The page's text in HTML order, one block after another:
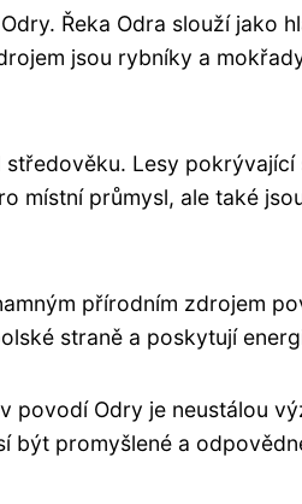
Řeka Odra slouží jako
jsou rybníky a
Lesy pokrývající
místní průmysl, ale také
přírodním zdrojem
straně a poskytují
povodí Odry je neustálou
promyšlené a